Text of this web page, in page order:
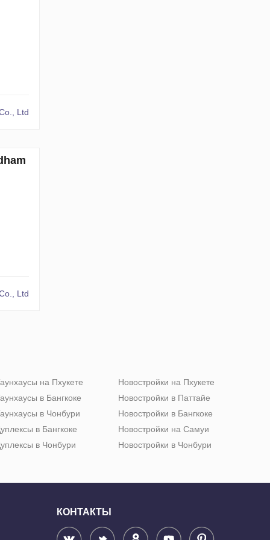
Ltd
Ltd
на Пхукете
в Бангкоке
в Чонбури
в Бангкоке
в Чонбури
Новостройки на Пхукете
Новостройки в Паттайе
Новостройки в Бангкоке
Новостройки на Самуи
Новостройки в Чонбури
КОНТАКТЫ